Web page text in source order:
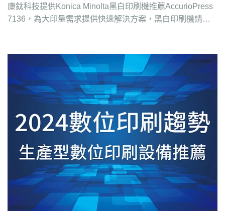
康鈦科技提供Konica Minolta黑白印刷機推薦AccurioPress
7136，為大印量需求提供快速解決方案，黑白印刷機請電